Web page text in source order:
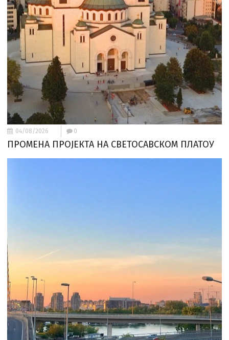
04/08/2026 0
ПРОМЕНА ПРОЈЕКТА НА СВЕТОСАВСКОМ ПЛАТОУ